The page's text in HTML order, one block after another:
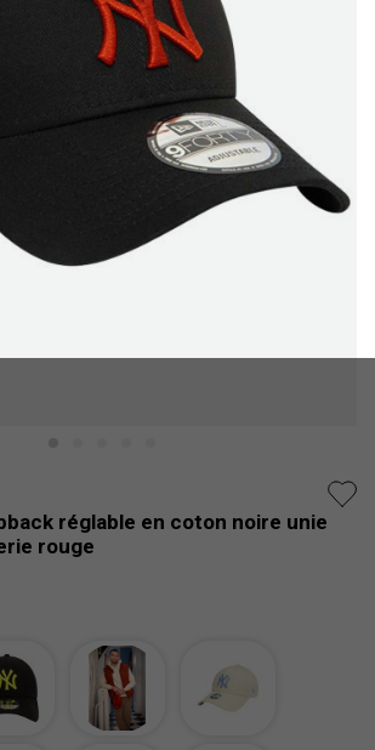
réglable en coton noire unie
rouge